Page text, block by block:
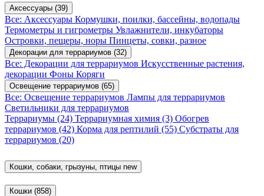
Аксессуары (39)
Все: Аксессуары Кормушки, поилки, бассейны, водопады
Термометры и гигрометры Увлажнители, инкубаторы
Островки, пещеры, норы Пинцеты, совки, разное
Декорации для террариумов (32)
Все: Декорации для террариумов Искусственные растения,
декорации Фоны Коряги
Освещение террариумов (65)
Все: Освещение террариумов Лампы для террариумов
Светильники для террариумов
Террариумы (24) Террариумная химия (3) Обогрев
террариумов (42) Корма для рептилий (55) Субстраты для
террариумов (20)
Кошки, собаки, грызуны, птицы new
Кошки (858)